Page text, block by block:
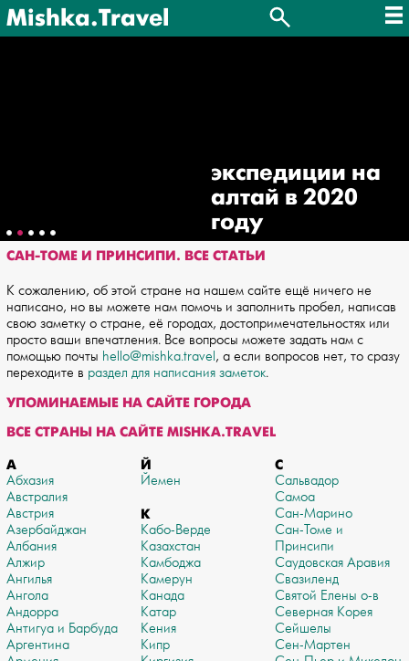
Mishka.Travel
экспедиции на
алтай в 2020
году
САН-ТОМЕ И ПРИНСИПИ. ВСЕ СТАТЬИ
К сожалению, об этой стране на нашем сайте ещё ничего не
написано, но вы можете нам помочь и заполнить пробел, написав
свою заметку о стране, её городах, достопримечательностях или
просто ваши впечатления. Все вопросы можете задать нам с
помощью почты hello@mishka.travel, а если вопросов нет, то сразу
переходите в раздел для написания заметок.
УПОМИНАЕМЫЕ НА САЙТЕ ГОРОДА
ВСЕ СТРАНЫ НА САЙТЕ MISHKA.TRAVEL
А
Абхазия
Австралия
Австрия
Азербайджан
Албания
Алжир
Ангилья
Ангола
Андорра
Антигуа и Барбуда
Аргентина
Й
Йемен
К
Кабо-Верде
Казахстан
Камбоджа
Камерун
Канада
Катар
Кения
Кипр
С
Сальвадор
Самоа
Сан-Марино
Сан-Томе и
Принсипи
Саудовская Аравия
Свазиленд
Святой Елены о-в
Северная Корея
Сейшелы
Сен-Мартен